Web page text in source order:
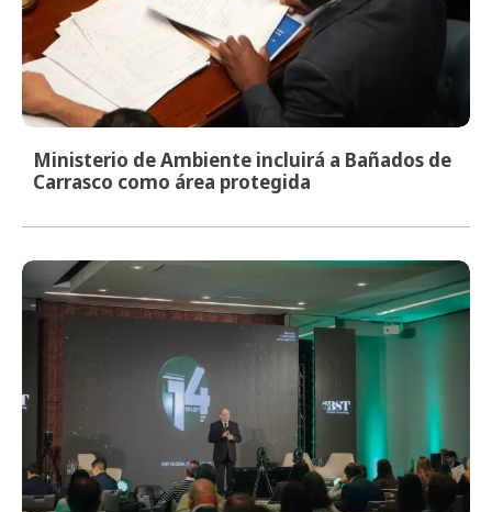
Ministerio de Ambiente incluirá a Bañados de
Carrasco como área protegida